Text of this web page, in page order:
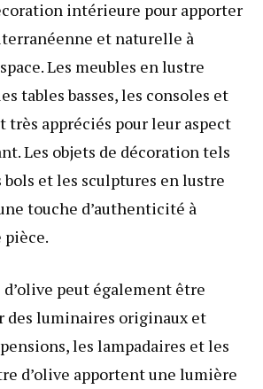
intérieure pour apporter
et naturelle à
Les meubles en lustre
tables basses, les consoles et
très appréciés pour leur aspect
Les objets de décoration tels
bols et les sculptures en lustre
touche d’authenticité à
pièce.
peut également être
des luminaires originaux et
les lampadaires et les
d’olive apportent une lumière